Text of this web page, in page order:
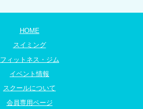
HOME
スイミング
フィットネス・ジム
イベント情報
スクールについて
会員専用ページ